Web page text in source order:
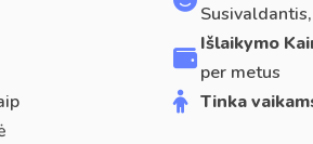
Išlaikymo
per metus
Tinka